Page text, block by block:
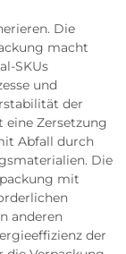
Die
macht
SKUs
und
der
Zersetzung
Abfall durch
Die
mit
anderen
der